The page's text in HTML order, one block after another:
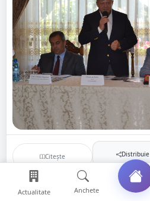
Citește Distribuie
Actualitate Anchete